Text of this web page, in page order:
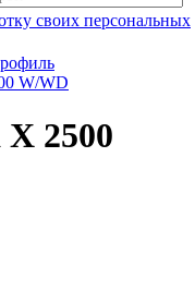
своих персональных
W/WD
2500